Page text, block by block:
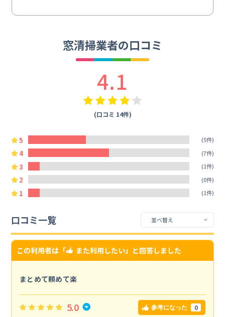
窓清掃業者の口コミ
4.1
(口コミ 14件)
5 (5件)
4 (7件)
3 (1件)
2 (0件)
1 (1件)
口コミ一覧
この利用者は「 また利用したい」と回答しました
まとめて頼めて楽
5.0 参考になった 0